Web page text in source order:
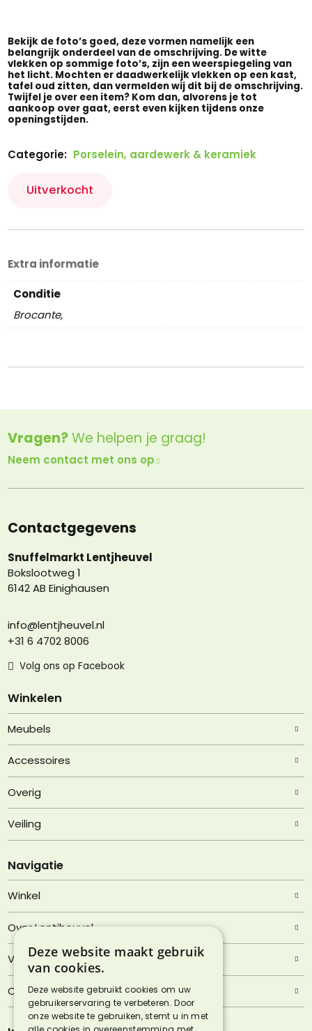
Bekijk de foto’s goed, deze vormen namelijk een
belangrijk onderdeel van de omschrijving. De witte
vlekken op sommige foto’s, zijn een weerspiegeling van
het licht. Mochten er daadwerkelijk vlekken op een kast,
tafel oud zitten, dan vermelden wij dit bij de omschrijving.
Twijfel je over een item? Kom dan, alvorens je tot
aankoop over gaat, eerst even kijken tijdens onze
openingstijden.
Uitverkocht
Categorie: Porselein, aardewerk & keramiek
Extra informatie
Conditie
Brocante,
Vragen?We helpen je graag!
Neem contact met ons op
Contactgegevens
Snuffelmarkt Lentjheuvel
Bokslootweg 1
6142 AB Einighausen
info@lentjheuvel.nl
+31 6 4702 8006
Volg ons op Facebook
Winkelen
Meubels
Accessoires
Overig
Veiling
Navigatie
Winkel
Over Lentjheuvel
Veelgestelde vragen
Contact
Deze website maakt gebruik
van cookies.
Deze website gebruikt cookies om uw
gebruikerservaring te verbeteren. Door
onze website te gebruiken, stemt u in met